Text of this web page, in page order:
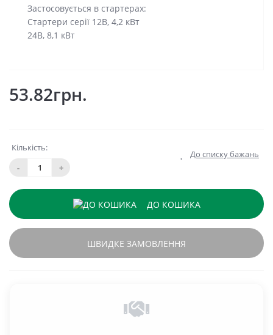
Застосовується в стартерах:
Стартери серії 12В, 4,2 кВт
24В, 8,1 кВт
53.82грн.
Кількість:
-
+
До списку бажань
ДО КОШИКА
ШВИДКЕ ЗАМОВЛЕННЯ